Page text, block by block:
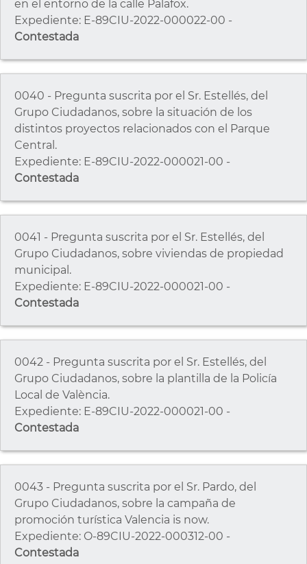
en el entorno de la calle Palafox.
Expediente: E-89CIU-2022-000022-00 -
Contestada
0040 - Pregunta suscrita por el Sr. Estellés, del
Grupo Ciudadanos, sobre la situación de los
distintos proyectos relacionados con el Parque
Central.
Expediente: E-89CIU-2022-000021-00 -
Contestada
0041 - Pregunta suscrita por el Sr. Estellés, del
Grupo Ciudadanos, sobre viviendas de propiedad
municipal.
Expediente: E-89CIU-2022-000021-00 -
Contestada
0042 - Pregunta suscrita por el Sr. Estellés, del
Grupo Ciudadanos, sobre la plantilla de la Policía
Local de València.
Expediente: E-89CIU-2022-000021-00 -
Contestada
0043 - Pregunta suscrita por el Sr. Pardo, del
Grupo Ciudadanos, sobre la campaña de
promoción turística Valencia is now.
Expediente: O-89CIU-2022-000312-00 -
Contestada